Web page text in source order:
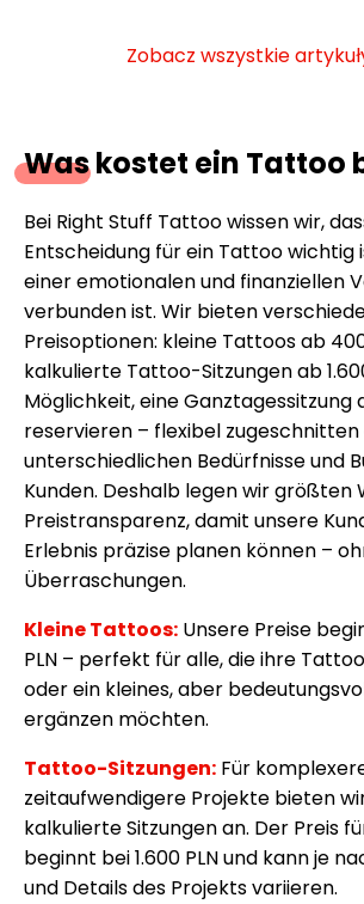
Zobacz wszystkie
Was kostet ein Tattoo
Bei Right Stuff Tattoo wissen wir,
Entscheidung für ein Tattoo wichtig
einer emotionalen und finanziellen
verbunden ist. Wir bieten
Preisoptionen: kleine Tattoos ab
kalkulierte Tattoo-Sitzungen ab
Möglichkeit, eine Ganztagessitzung
reservieren – flexibel zugeschnitten
unterschiedlichen Bedürfnisse und
Kunden. Deshalb legen wir größten
Preistransparenz, damit unsere
Erlebnis präzise planen können –
Überraschungen.
Kleine Tattoos: Unsere Preise
PLN – perfekt für alle, die ihre
oder ein kleines, aber
ergänzen möchten.
Tattoo-Sitzungen: Für
zeitaufwendigere Projekte bieten
kalkulierte Sitzungen an. Der Preis
beginnt bei 1.600 PLN und kann je
und Details des Projekts variieren.